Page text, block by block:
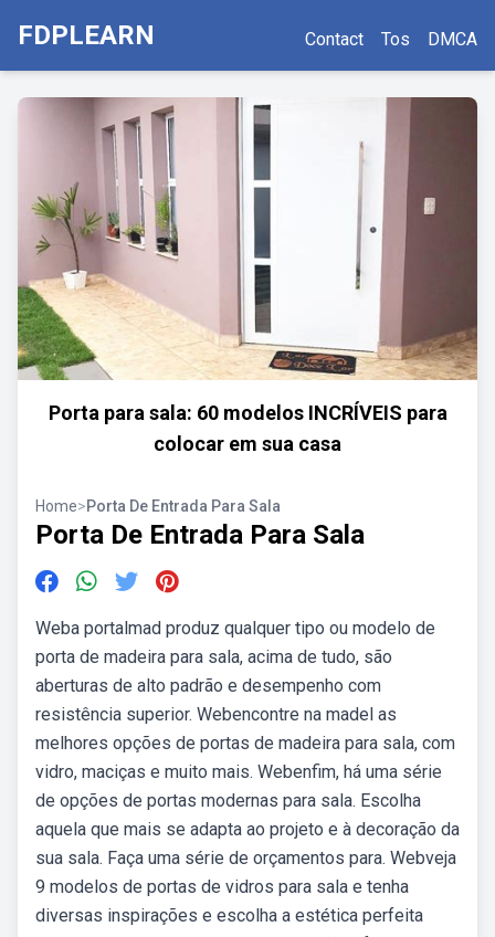
FDPLEARN Contact Tos DMCA
Porta para sala: 60 modelos INCRÍVEIS para
colocar em sua casa
Home>Porta De Entrada Para Sala
Porta De Entrada Para Sala
Weba portalmad produz qualquer tipo ou modelo de
porta de madeira para sala, acima de tudo, são
aberturas de alto padrão e desempenho com
resistência superior. Webencontre na madel as
melhores opções de portas de madeira para sala, com
vidro, maciças e muito mais. Webenfim, há uma série
de opções de portas modernas para sala. Escolha
aquela que mais se adapta ao projeto e à decoração da
sua sala. Faça uma série de orçamentos para. Webveja
9 modelos de portas de vidros para sala e tenha
diversas inspirações e escolha a estética perfeita